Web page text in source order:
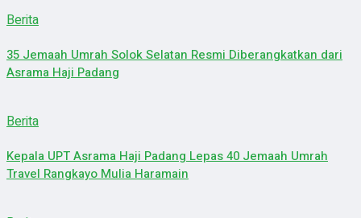
Berita
35 Jemaah Umrah Solok Selatan Resmi Diberangkatkan dari
Asrama Haji Padang
Berita
Kepala UPT Asrama Haji Padang Lepas 40 Jemaah Umrah
Travel Rangkayo Mulia Haramain